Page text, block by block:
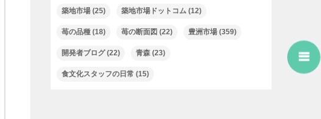
築地市場 (25) 築地市場ドットコム (12)
苺の品種 (18) 苺の断面図 (22) 豊洲市場 (359)
開発者ブログ(22) 青森 (23)
食文化スタッフの日常 (15)